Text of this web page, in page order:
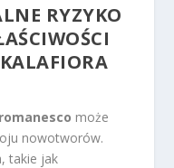
RYZYKO
może
nowotworów.
takie jak